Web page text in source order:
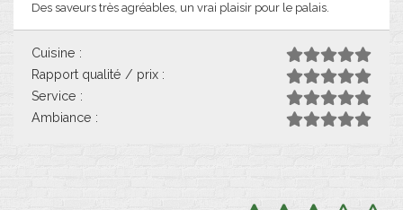
Des saveurs très agréables, un vrai plaisir pour le palais.
Cuisine :
Rapport qualité / prix :
Service :
Ambiance :